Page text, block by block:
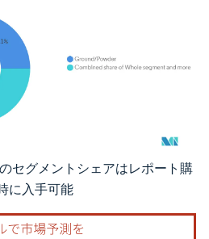
用にはCC BY 4.0の表示が必要です。
セグメントシェアはレポート購
に入手可能